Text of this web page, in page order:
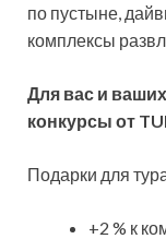
по пустыне,
комплексы
Для вас и
конкурсы от
Подарки для
+2 % к